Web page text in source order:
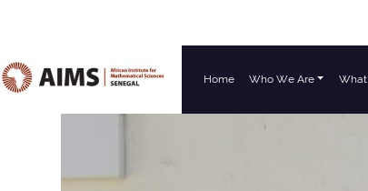
Main Navigation Home Who We Are